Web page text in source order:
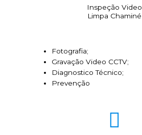
Inspeção Video
Limpa Chaminé
Fotografia;
Gravação Video CCTV;
Diagnostico Técnico;
Prevenção